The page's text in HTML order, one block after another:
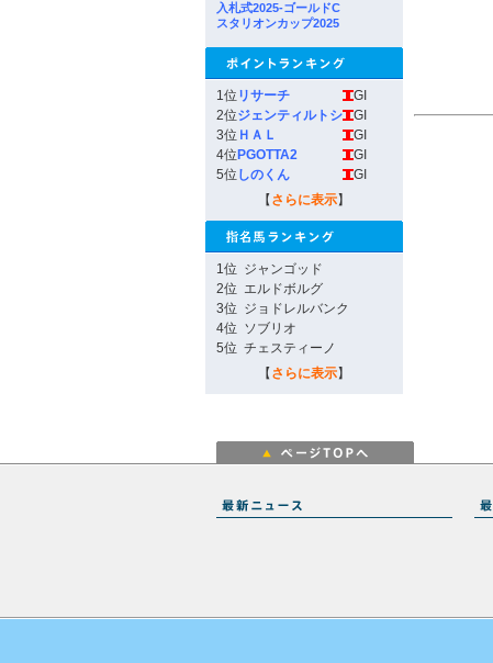
入札式2025-ゴールドC
スタリオンカップ2025
1位 リサーチ
GI
2位ジェンティルトシ
GI
3位 ＨＡＬ
GI
4位 PGOTTA2
GI
5位 しのくん
GI
【 さらに表示】
1位 ジャンゴッド
2位 エルドボルグ
3位 ジョドレルバンク
4位 ソブリオ
5位 チェスティーノ
【 さらに表示】